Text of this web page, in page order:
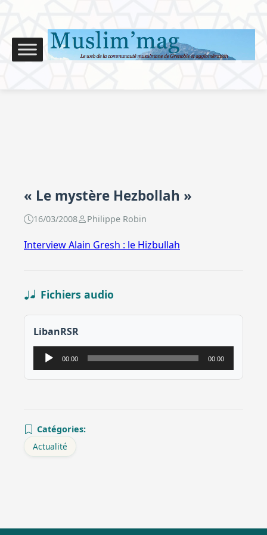
« Le mystère Hezbollah »
16/03/2008 Philippe Robin
Interview Alain Gresh : le Hizbullah
Fichiers audio
LibanRSR
Lecteur
audio
00:00 00:00
Catégories:
Actualité